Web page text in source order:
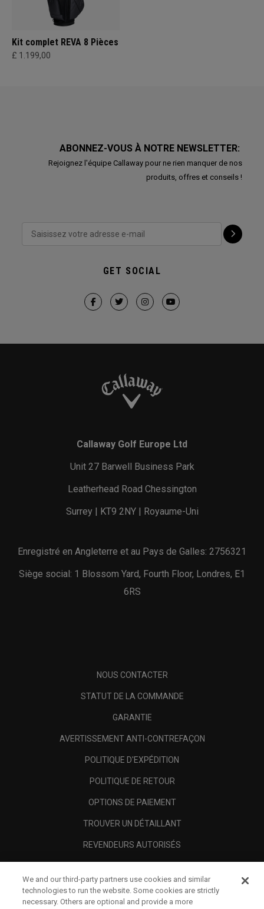
Kit complet REVA 8 Pièces
£ 1.199,00
ABONNEZ-VOUS À NOTRE NEWSLETTER:
Rejoignez l'équipe Callaway pour ne rien manquer de nos
produits, offres et conseils !
GET SOCIAL
Callaway Golf Europe Ltd
Unit 27 Barwell Business Park
Leatherhead Road Chessington
Surrey | KT9 2NY | Royaume-Uni
Enregistré en Angleterre et au Pays de Galles: 2756321
Siège social: 1 Blossom Yard, Fourth Floor, Londres, E1
6RS
NOUS CONTACTER
STATUT DE LA COMMANDE
GARANTIE
AVERTISSEMENT ANTI-CONTREFAÇON
POLITIQUE D'EXPÉDITION
POLITIQUE DE RETOUR
OPTIONS DE PAIEMENT
TROUVER UN DÉTAILLANT
REVENDEURS AUTORISÉS
A PROPOS
We and our third-party partners use cookies and similar
technologies to run the website. Some cookies are strictly
necessary. Others are optional and provide a more